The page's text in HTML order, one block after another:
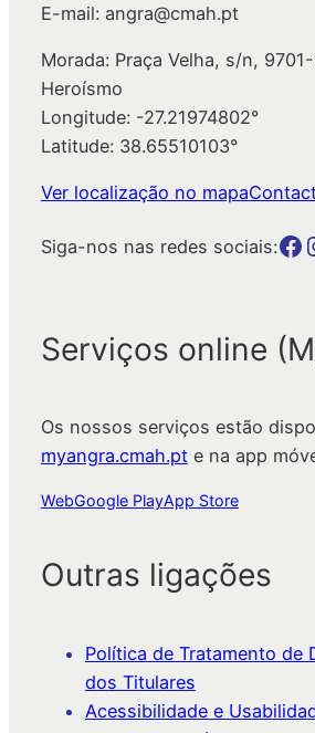
E-mail: angra@cmah.pt
Morada: Praça Velha, s/n,
Heroísmo
Longitude: -27.21974802°
Latitude: 38.65510103°
Ver localização no mapa
Siga-nos nas redes sociais:Botão para a página da autarquia no Facebook Botão para
Serviços online
Os nossos serviços estão
myangra.cmah.pte na app
WebGoogle PlayApp Store
Outras ligações
Política de Tratamento de
dos Titulares
Acessibilidade e